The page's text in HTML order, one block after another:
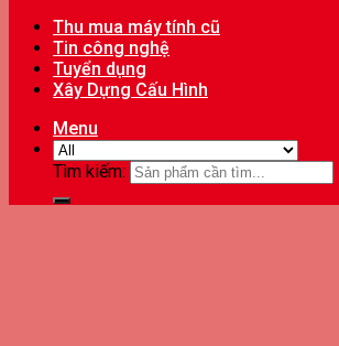
Thu mua máy tính cũ
Tin công nghệ
Tuyển dụng
Xây Dựng Cấu Hình
Menu
Tìm kiếm: